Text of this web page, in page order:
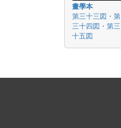
畫學本
第三十三図・第
三十四図・第三
十五図